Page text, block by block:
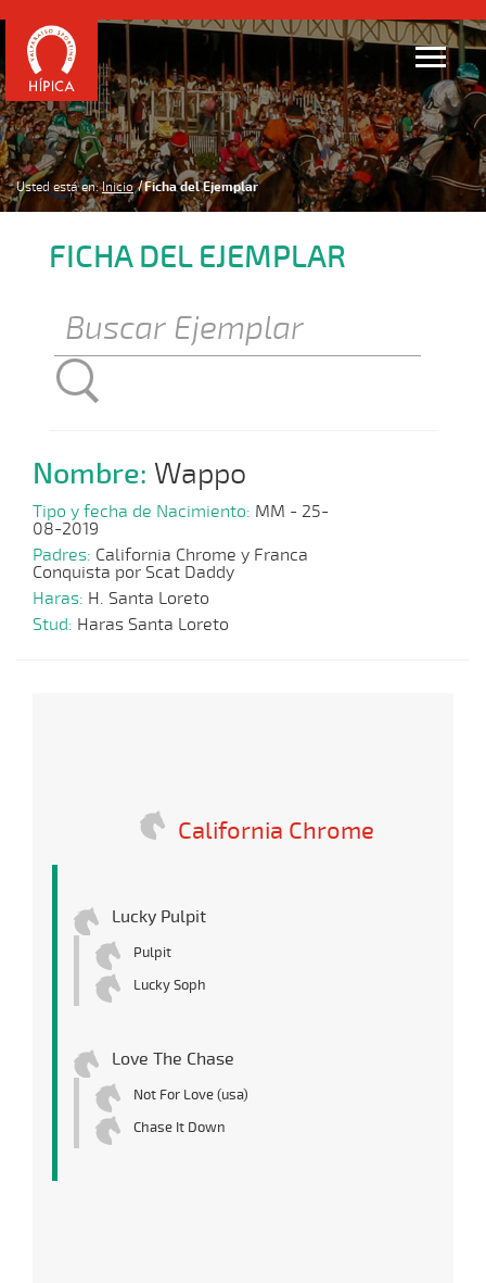
Usted está en: Inicio Ficha del Ejemplar
FICHA DEL EJEMPLAR
Nombre: Wappo
Tipo y fecha de Nacimiento: MM - 25-
08-2019
Padres: California Chrome y Franca
Conquista por Scat Daddy
Haras: H. Santa Loreto
Stud: Haras Santa Loreto
California Chrome
Lucky Pulpit
Pulpit
Lucky Soph
Love The Chase
Not For Love (usa)
Chase It Down